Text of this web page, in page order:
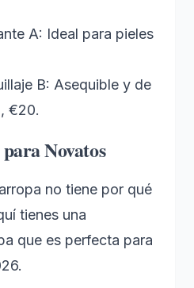
A: Ideal para pieles
B: Asequible y de
€20.
Novatos
no tiene por qué
tienes una
que es perfecta para